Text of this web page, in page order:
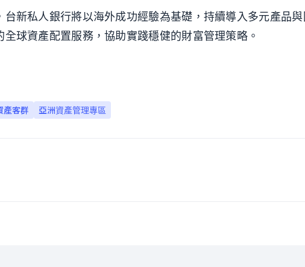
新私人銀行將以海外成功經驗為基礎，持續導入多元產品
球資產配置服務，協助實踐穩健的財富管理策略。
產客群 亞洲資產管理專區